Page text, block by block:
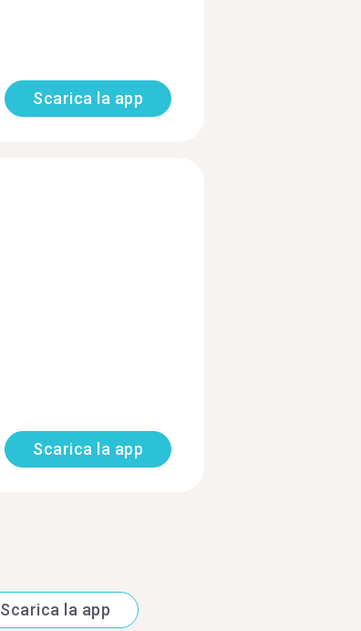
Scarica la app
Scarica la app
Scarica la app